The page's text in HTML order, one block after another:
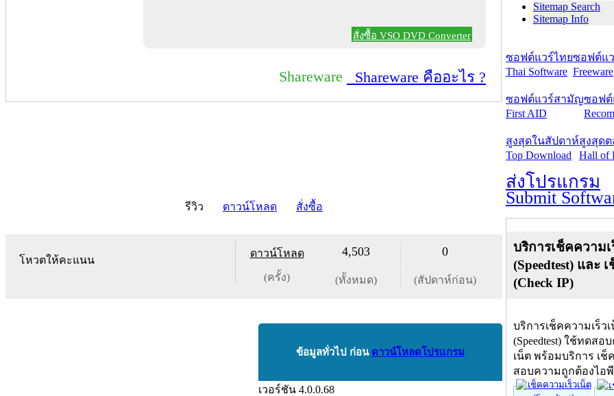
สั่งซื้อ VSO DVD Converter
Shareware Shareware คืออะไร ?
รีวิว ดาวน์โหลด สั่งซื้อ
โหวตให้คะแนน
ดาวน์โหลด
(ครั้ง)
4,503
(ทั้งหมด)
0
(สัปดาห์ก่อน)
ข้อมูลทั่วไป ก่อน ดาวน์โหลดโปรแกรม
เวอร์ชัน 4.0.0.68
Sitemap Search
Sitemap Info
ซอฟต์แวร์ไทย
Thai Software
ซอฟต์แ
Freeware
ซอฟต์แวร์สามัญ
First AID
ซอฟต์
สูงสุดในสัปดาห์
Top Download
สูงสุด
Hall of
ส่งโปรแกรม
Submit
บริการเช็คความเ
(Speedtest) และ
(Check IP)
บริการเช็คความเร็ว
(Speedtest) ใช้ทดสอ
เน็ต พร้อมบริการ เช็
สอบความถูกต้องไอ